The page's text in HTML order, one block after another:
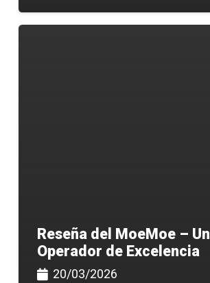
Reseña del MoeMoe – Un
Operador de Excelencia
20/03/2026